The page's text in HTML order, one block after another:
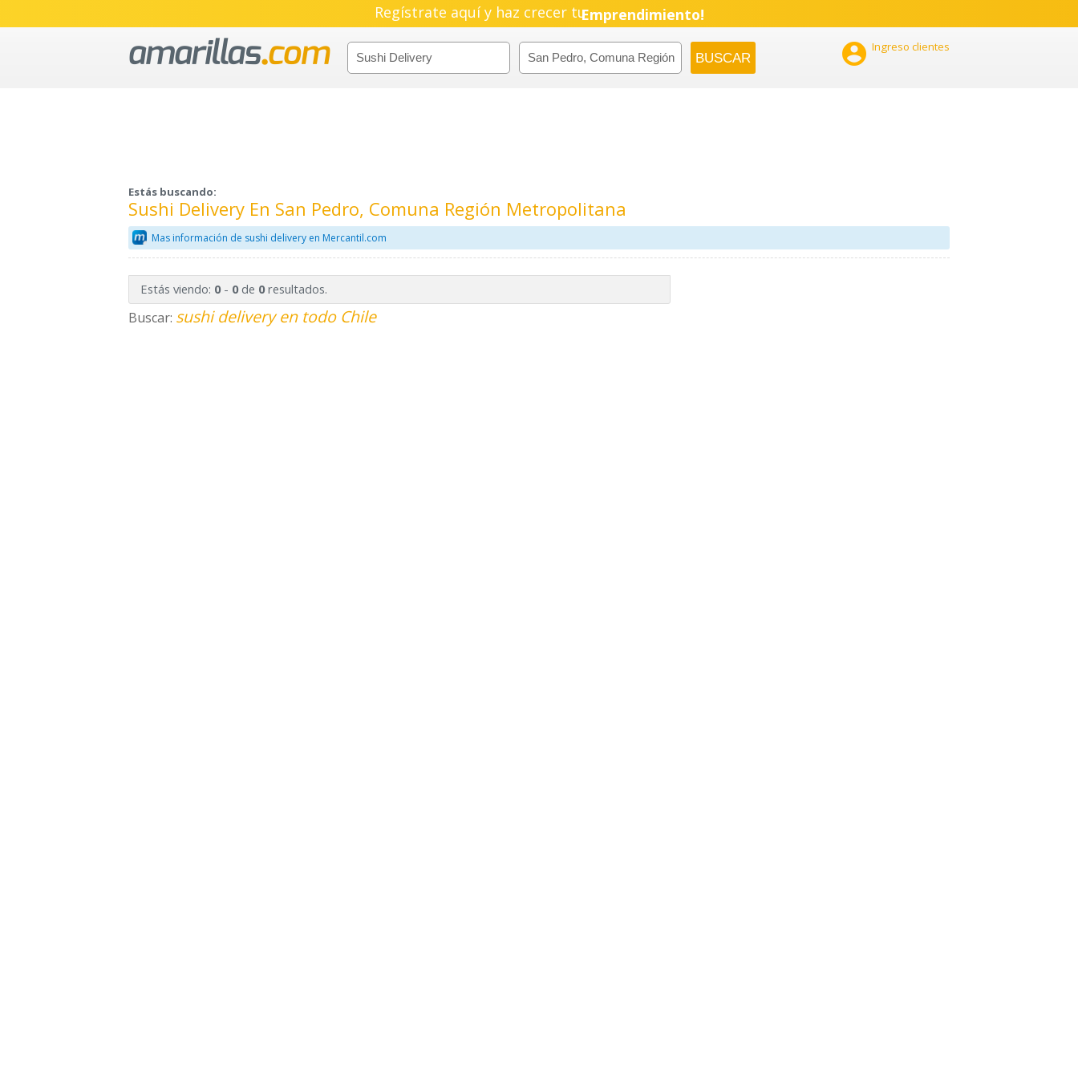
Regístrate aquí y haz crecer tuEmprendimiento!
 Ingreso clientes
Estás buscando:
Sushi Delivery En San Pedro, Comuna Región Metropolitana
Mas información de sushi delivery en Mercantil.com
Estás viendo: 0- 0de 0resultados.
Buscar: sushi delivery en todo Chile